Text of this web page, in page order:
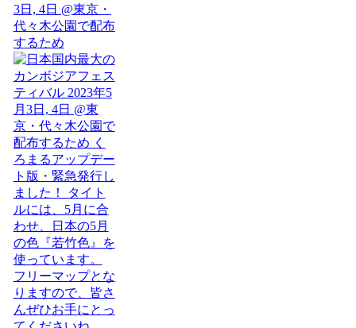
3日, 4日 @東京・
代々木公園で配布
するため